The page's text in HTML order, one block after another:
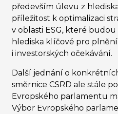
především úlevu z
příležitost k optimalizaci
v oblasti ESG, které
hlediska klíčové pro
i investorských očekávání.
Další jednání o
směrnice CSRD ale stále
Evropského parlamentu
Výbor Evropského